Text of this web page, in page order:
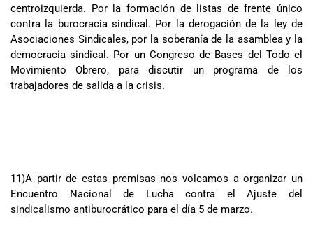
centroizquierda. Por la formación de listas de frente único
contra la burocracia sindical. Por la derogación de la ley de
Asociaciones Sindicales, por la soberanía de la asamblea y la
democracia sindical. Por un Congreso de Bases del Todo el
Movimiento Obrero, para discutir un programa de los
trabajadores de salida a la crisis.
11)A partir de estas premisas nos volcamos a organizar un
Encuentro Nacional de Lucha contra el Ajuste del
sindicalismo antiburocrático para el día 5 de marzo.